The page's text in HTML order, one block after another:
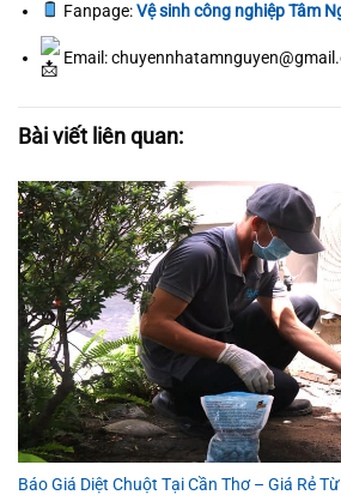
Fanpage:Vệ sinh công nghiệp Tâm
Email:
Bài viết liên quan:
Báo Giá Diệt Chuột Tại Cần Thơ – Giá Rẻ